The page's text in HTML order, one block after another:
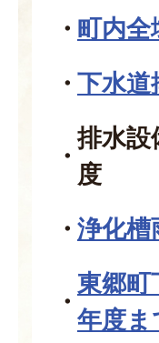
町内全
下水道
排水設
度
浄化槽
東郷町
年度ま